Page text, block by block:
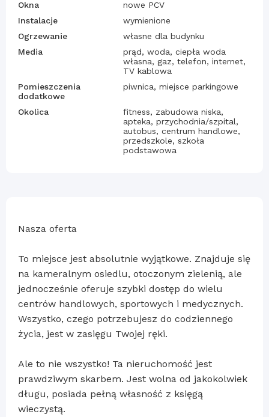
Okna
nowe PCV
Instalacje
wymienione
Ogrzewanie
własne dla budynku
Media
prąd, woda, ciepła woda
własna, gaz, telefon, internet,
TV kablowa
Pomieszczenia
dodatkowe
piwnica, miejsce parkingowe
Okolica
fitness, zabudowa niska,
apteka, przychodnia/szpital,
autobus, centrum handlowe,
przedszkole, szkoła
podstawowa
Nasza oferta
To miejsce jest absolutnie wyjątkowe. Znajduje się
na kameralnym osiedlu, otoczonym zielenią, ale
jednocześnie oferuje szybki dostęp do wielu
centrów handlowych, sportowych i medycznych.
Wszystko, czego potrzebujesz do codziennego
życia, jest w zasięgu Twojej ręki.
Ale to nie wszystko! Ta nieruchomość jest
prawdziwym skarbem. Jest wolna od jakokolwiek
długu, posiada pełną własność z księgą
wieczystą.